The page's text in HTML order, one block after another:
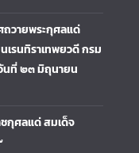
วายพระกุศลแด่
เรนทิราเทพยวดี กรม
นที่ ๒๓ มิถุนายน
กุศลแด่ สมเด็จ